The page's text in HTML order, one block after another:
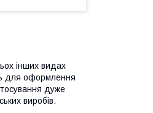
інших видах
для оформлення
дуже
виробів.